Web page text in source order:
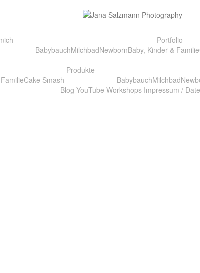
Portfolio
BabybauchMilchbadNewbornBaby, Kinder & Familie
Cake Smash
Produkte
BabybauchMilchbad
Blog YouTube Workshops Impressum /